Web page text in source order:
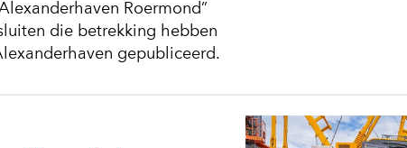
Roermond”
die betrekking hebben
gepubliceerd.